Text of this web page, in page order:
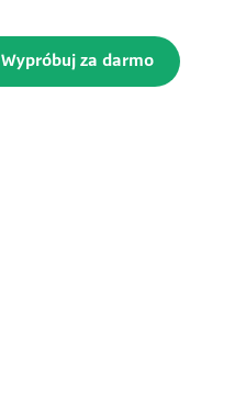
Wypróbuj za darmo